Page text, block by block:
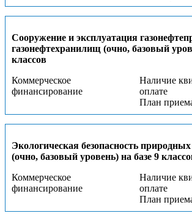
Сооружение и эксплуатация
газонефтехранилищ (очно, базовый
классов
Коммерческое
финансирование
Наличие
оплате
План
Экологическая безопасность
(очно, базовый уровень) на базе 9
Коммерческое
финансирование
Наличие
оплате
План